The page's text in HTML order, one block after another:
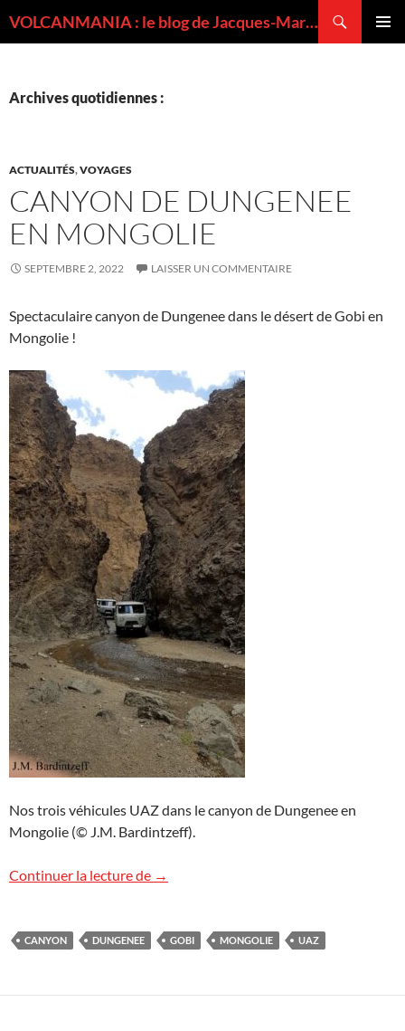
VOLCANMANIA : le blog de Jacques-Marie BARDINTZEFF, volcanologue
Archives quotidiennes :
ACTUALITÉS,VOYAGES
CANYON DE DUNGENEE
EN MONGOLIE
SEPTEMBRE 2, 2022 LAISSER UN COMMENTAIRE
Spectaculaire canyon de Dungenee dans le désert de Gobi en
Mongolie !
Nos trois véhicules UAZ dans le canyon de Dungenee en
Mongolie (© J.M. Bardintzeff).
Continuer la lecture de Canyon de Dungenee en Mongolie
→
CANYON DUNGENEE GOBI MONGOLIE UAZ